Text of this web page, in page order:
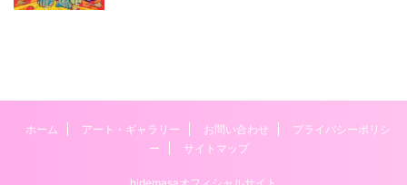
ホーム アート・ギャラリー お問い合わせ
プライバシーポリシ
ー
サイトマップ